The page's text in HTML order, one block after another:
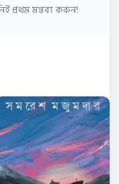
প্রথম মন্তব্য করুন!